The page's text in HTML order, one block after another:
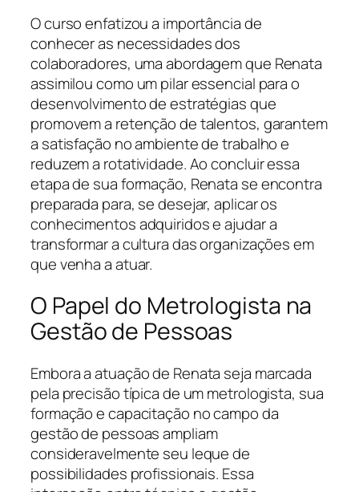
O curso enfatizou a importância de
conhecer as necessidades dos
colaboradores, uma abordagem que Renata
assimilou como um pilar essencial para o
desenvolvimento de estratégias que
promovem a retenção de talentos, garantem
a satisfação no ambiente de trabalho e
reduzem a rotatividade. Ao concluir essa
etapa de sua formação, Renata se encontra
preparada para, se desejar, aplicar os
conhecimentos adquiridos e ajudar a
transformar a cultura das organizações em
que venha a atuar.
O Papel do Metrologista na
Gestão de Pessoas
Embora a atuação de Renata seja marcada
pela precisão típica de um metrologista, sua
formação e capacitação no campo da
gestão de pessoas ampliam
consideravelmente seu leque de
possibilidades profissionais. Essa